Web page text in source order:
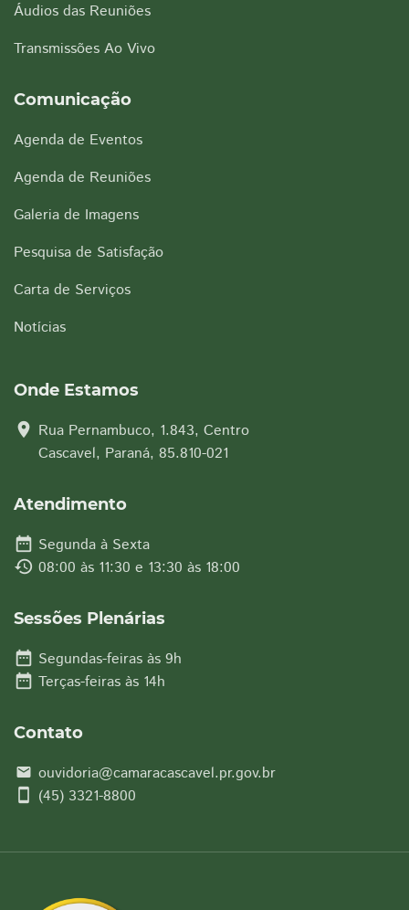
Áudios das Reuniões
Transmissões Ao Vivo
Comunicação
Agenda de Eventos
Agenda de Reuniões
Galeria de Imagens
Pesquisa de Satisfação
Carta de Serviços
Notícias
Onde Estamos
location_on Rua Pernambuco, 1.843, Centro
Cascavel, Paraná, 85.810-021
Atendimento
date_range Segunda à Sexta
history 08:00 às 11:30 e 13:30 às 18:00
Sessões Plenárias
date_range Segundas-feiras às 9h
date_range Terças-feiras às 14h
Contato
email ouvidoria@camaracascavel.pr.gov.br
smartphone (45) 3321-8800